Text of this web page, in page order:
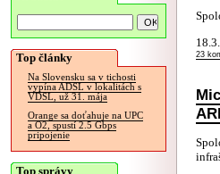
Top články
Na Slovensku sa v tichosti
vypína ADSL v lokalitách s
VDSL, už 31. mája
Orange sa doťahuje na UPC
a O2, spustí 2.5 Gbps
pripojenie
Top správy
23